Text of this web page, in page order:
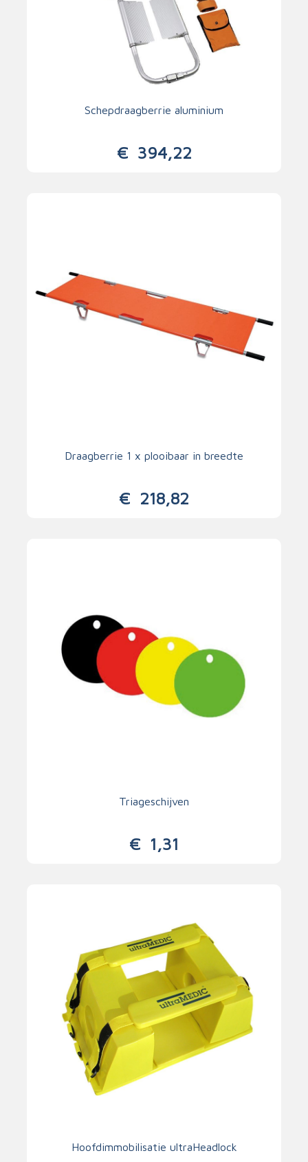
Schepdraagberrie aluminium
€394,22
Draagberrie 1 x plooibaar in breedte
€ 218,82
Triageschijven
€ 1,31
Hoofdimmobilisatie ultraHeadlock